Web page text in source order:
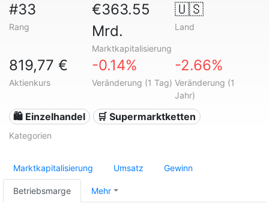
#33
Rang
€363.55
Mrd.
Marktkapitalisierung
🇺🇸
Land
819,77 €
Aktienkurs
-0.14%
Veränderung (1 Tag)
-2.66%
Veränderung (1
Jahr)
🛍️ Einzelhandel 🛒 Supermarktketten
Kategorien
Marktkapitalisierung Umsatz Gewinn
Betriebsmarge Mehr